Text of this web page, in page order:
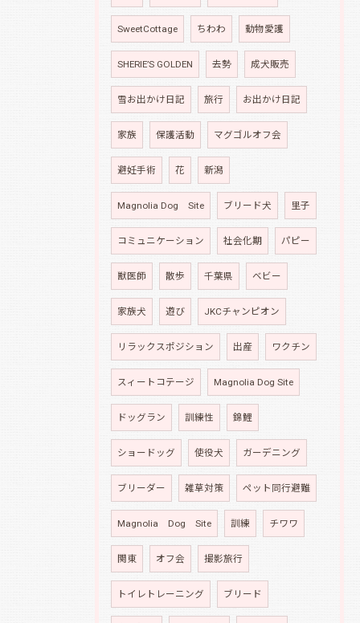
SweetCottage ちわわ 動物愛護
SHERIE’S GOLDEN 去勢 成犬販売
雪お出かけ日記 旅行 お出かけ日記
家族 保護活動 マグゴルオフ会
避妊手術 花 新潟
Magnolia Dog Site ブリード犬 里子
コミュニケーション 社会化期 パピー
獣医師 散歩 千葉県 ベビー
家族犬 遊び JKCチャンピオン
リラックスポジション 出産 ワクチン
スィートコテージ Magnolia Dog Site
ドッグラン 訓練性 錦鯉
ショードッグ 使役犬 ガーデニング
ブリーダー 雑草対策 ペット同行避難
Magnolia Dog Site 訓練 チワワ
関東 オフ会 撮影旅行
トイレトレーニング ブリード